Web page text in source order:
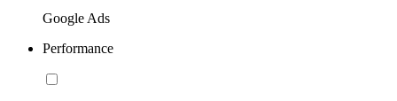
Google Ads
Performance